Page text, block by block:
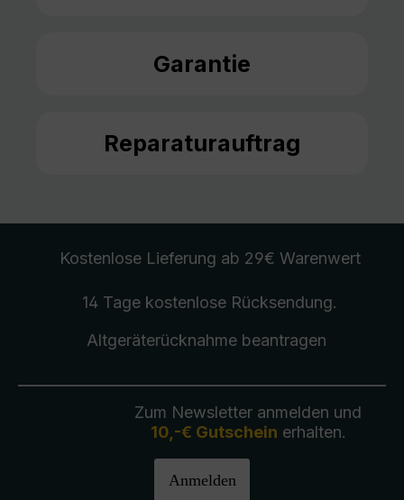
Garantie
Reparaturauftrag
Kostenlose Lieferung ab 29€ Warenwert
14 Tage kostenlose Rücksendung.
Altgeräterücknahmebeantragen
Zum Newsletter anmelden und
10,-€ Gutschein erhalten.
Anmelden